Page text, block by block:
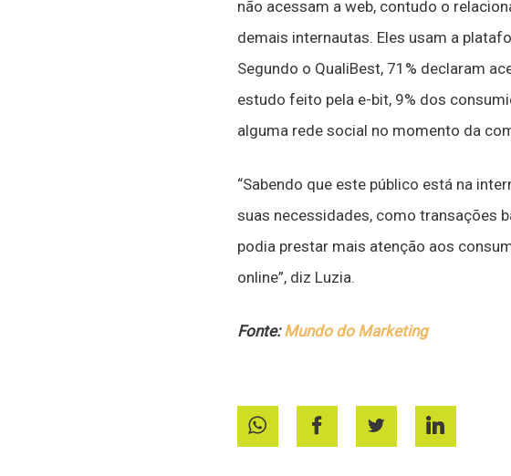
não acessam a web, contudo o
demais internautas. Eles usam a
Segundo o QualiBest, 71% declaram
estudo feito pela e-bit, 9% dos
alguma rede social no momento da
“Sabendo que este público está na
suas necessidades, como transações
podia prestar mais atenção aos
online”, diz Luzia.
Fonte:Mundo do Marketing